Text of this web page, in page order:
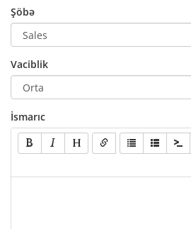
Şöbə
Vaciblik
İsmarıc